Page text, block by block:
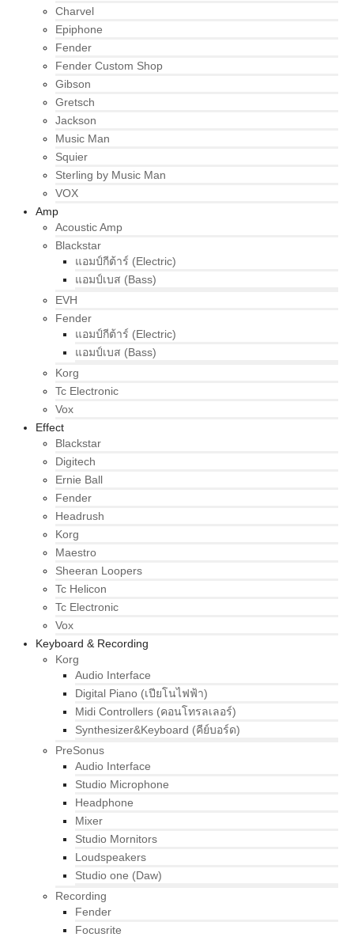
Charvel
Epiphone
Fender
Fender Custom Shop
Gibson
Gretsch
Jackson
Music Man
Squier
Sterling by Music Man
VOX
Amp
Acoustic Amp
Blackstar
แอมป์กีต้าร์ (Electric)
แอมป์เบส (Bass)
EVH
Fender
แอมป์กีต้าร์ (Electric)
แอมป์เบส (Bass)
Korg
Tc Electronic
Vox
Effect
Blackstar
Digitech
Ernie Ball
Fender
Headrush
Korg
Maestro
Sheeran Loopers
Tc Helicon
Tc Electronic
Vox
Keyboard & Recording
Korg
Audio Interface
Digital Piano (เปียโนไฟฟ้า)
Midi Controllers (คอนโทรลเลอร์)
Synthesizer&Keyboard (คีย์บอร์ด)
PreSonus
Audio Interface
Studio Microphone
Headphone
Mixer
Studio Mornitors
Loudspeakers
Studio one (Daw)
Recording
Fender
Focusrite